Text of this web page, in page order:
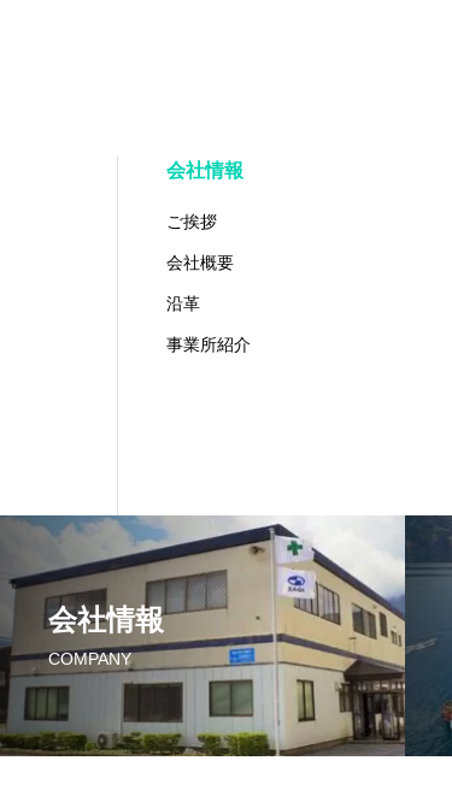
会社情報
ご挨拶
会社概要
沿革
事業所紹介
会社情報
COMPANY